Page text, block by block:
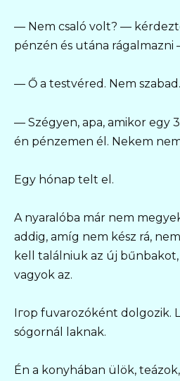
— Nem csaló volt? —
pénzén és utána
— Ő a testvéred. Nem
— Szégyen, apa, amikor egy
én pénzemen él. Nekem
Egy hónap telt el.
A nyaralóba már nem
addig, amíg nem kész rá,
kell találniuk az új bűnbakot,
vagyok az.
Iгор fuvarozóként dolgozik.
sógornál laknak.
Én a konyhában ülök,